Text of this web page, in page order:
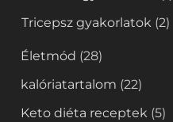
Tricepsz gyakorlatok (2)
Életmód (28)
kalóriatartalom (22)
Keto diéta receptek (5)